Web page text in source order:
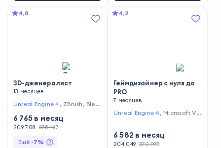
4,8
3D-дженералист
13 месяцев
Unreal Engine 4 , ZBrush , Blen
moset Toolbag,Octane Rend
er,Substance Painter
signer,Arnold Renderer
6 765 в месяц
209 708 375 467
Ещё -7%
4,2
Геймдизайнер с нуля до
PRO
7 месяцев
Unreal Engine 4 , Microsoft Vis
6 582 в месяц
204 049 370 998